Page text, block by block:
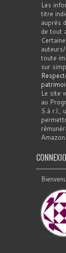
Les
titre
auprès
de tout
toute
sur
Le site
au
S.à r.l.,